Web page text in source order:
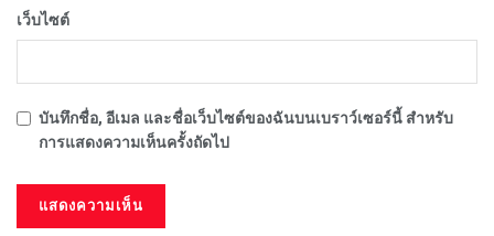
เว็บไซต์
บันทึกชื่อ, อีเมล และชื่อเว็บไซต์ของฉันบนเบราว์เซอร์นี้ สำหรับ
การแสดงความเห็นครั้งถัดไป